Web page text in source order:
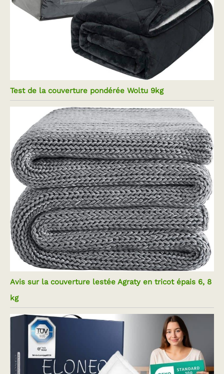
Test de la couverture pondérée Woltu 9kg
Avis sur la couverture lestée Agraty en tricot épais 6, 8
kg